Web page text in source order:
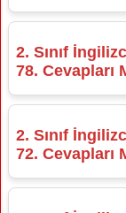
2. Sınıf
78. Cevapları
2. Sınıf
72. Cevapları